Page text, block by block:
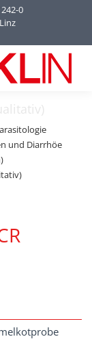
0
und Diarrhöe